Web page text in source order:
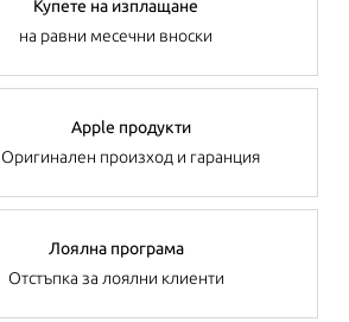
Купете на изплащане
на равни месечни вноски
Apple продукти
Оригинален произход и гаранция
Лоялна програма
Отстъпка за лоялни клиенти